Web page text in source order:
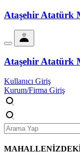
Ataşehir Atatürk
Ataşehir Atatürk
Kullanıcı Giriş
Kurum/Firma Giriş